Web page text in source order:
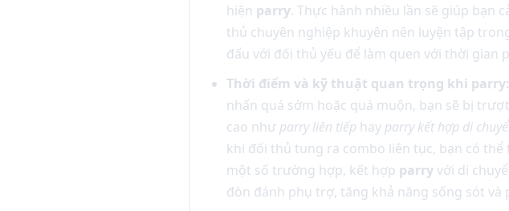
hiện parry. Thực hành nhiều lần sẽ giúp bạn
thủ chuyên nghiệp khuyên nên luyện tập
đấu với đối thủ yếu để làm quen với thời gian
Thời điểm và kỹ thuật quan trọng khi parry:
nhấn quá sớm hoặc quá muộn, bạn sẽ bị
cao như parry liên tiếp hay parry kết hợp di
khi đối thủ tung ra combo liên tục, bạn có thể
một số trường hợp, kết hợp parryvới di
đòn đánh phụ trợ, tăng khả năng sống sót và